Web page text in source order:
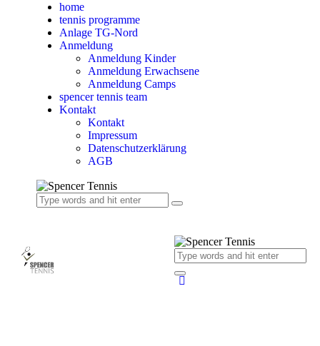
home
tennis programme
Anlage TG-Nord
Anmeldung
Anmeldung Kinder
Anmeldung Erwachsene
Anmeldung Camps
spencer tennis team
Kontakt
Kontakt
Impressum
Datenschutzerklärung
AGB